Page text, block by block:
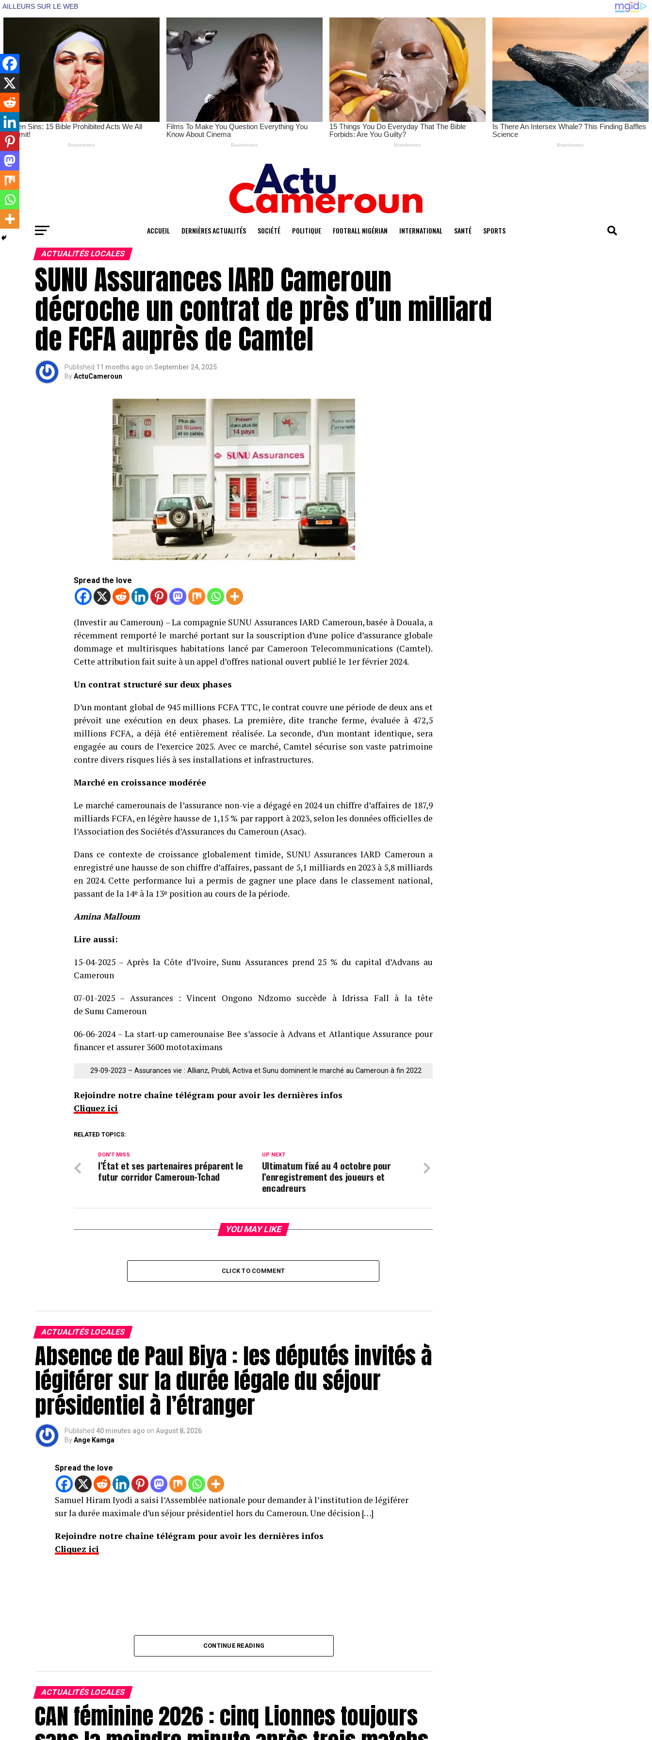
ACCUEIL DERNIÈRES ACTUALITÉS SOCIÉTÉ POLITIQUE FOOTBALL NIGÉRIAN INTERNATIONAL SANTÉ SPORTS
ACTUALITÉS LOCALES
SUNU Assurances IARD Cameroun
décroche un contrat de près d’un milliard
de FCFA auprès de Camtel
Published 11 months ago on September 24, 2025
ByActuCameroun
Spread the love
(Investir au Cameroun) – La compagnie SUNU Assurances IARD Cameroun, basée à Douala, a
récemment remporté le marché portant sur la souscription d’une police d’assurance globale
dommage et multirisques habitations lancé par Cameroon Telecommunications (Camtel).
Cette attribution fait suite à un appel d’offres national ouvert publié le 1er février 2024.
Un contrat structuré sur deux phases
D’un montant global de 945 millions FCFA TTC, le contrat couvre une période de deux ans et
prévoit une exécution en deux phases. La première, dite tranche ferme, évaluée à 472,5
millions FCFA, a déjà été entièrement réalisée. La seconde, d’un montant identique, sera
engagée au cours de l’exercice 2025. Avec ce marché, Camtel sécurise son vaste patrimoine
contre divers risques liés à ses installations et infrastructures.
Marché en croissance modérée
Le marché camerounais de l’assurance non-vie a dégagé en 2024 un chiffre d’affaires de 187,9
milliards FCFA, en légère hausse de 1,15 % par rapport à 2023, selon les données officielles de
l’Association des Sociétés d’Assurances du Cameroun (Asac).
Dans ce contexte de croissance globalement timide, SUNU Assurances IARD Cameroun a
enregistré une hausse de son chiffre d’affaires, passant de 5,1 milliards en 2023 à 5,8 milliards
en 2024. Cette performance lui a permis de gagner une place dans le classement national,
passant de la 14ᵉ à la 13ᵉ position au cours de la période.
Amina Malloum
Lire aussi:
15-04-2025 – Après la Côte d’Ivoire, Sunu Assurances prend 25 % du capital d’Advans au
Cameroun
07-01-2025 – Assurances : Vincent Ongono Ndzomo succède à Idrissa Fall à la tête
de Sunu Cameroun
06-06-2024 – La start-up camerounaise Bee s’associe à Advans et Atlantique Assurance pour
financer et assurer 3600 mototaximans
29-09-2023 – Assurances vie : Allianz, Prubli, Activa et Sunu dominent le marché au Cameroun à fin 2022
Rejoindre notre chaîne télégram pour avoir les dernières infos
Cliquez ici
RELATED TOPICS:
UP NEXT
Ultimatum fixé au 4 octobre pour
l’enregistrement des joueurs et
encadreurs
DON'T MISS
l’État et ses partenaires préparent le
futur corridor Cameroun-Tchad
YOU MAY LIKE
CLICK TO COMMENT
ACTUALITÉS LOCALES
Absence de Paul Biya : les députés invités à
légiférer sur la durée légale du séjour
présidentiel à l’étranger
Published 40 minutes ago on August 8, 2026
ByAnge Kamga
Spread the love
Samuel Hiram Iyodi a saisi l’Assemblée nationale pour demander à l’institution de légiférer
sur la durée maximale d’un séjour présidentiel hors du Cameroun. Une décision […]
Rejoindre notre chaîne télégram pour avoir les dernières infos
Cliquez ici
CONTINUE READING
ACTUALITÉS LOCALES
CAN féminine 2026 : cinq Lionnes toujours